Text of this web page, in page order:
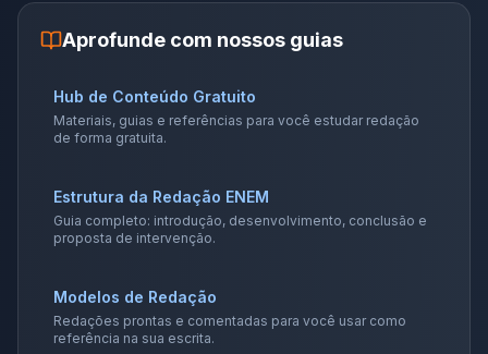
Aprofunde com nossos guias
Hub de Conteúdo Gratuito
Materiais, guias e referências para você estudar redação
de forma gratuita.
Estrutura da Redação ENEM
Guia completo: introdução, desenvolvimento, conclusão e
proposta de intervenção.
Modelos de Redação
Redações prontas e comentadas para você usar como
referência na sua escrita.